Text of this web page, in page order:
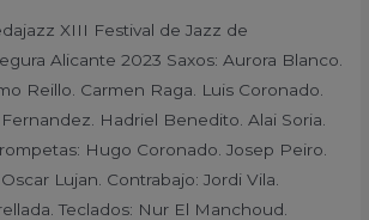
XIII Festival de Jazz de
Alicante 2023 Saxos: Aurora Blanco.
Reillo. Carmen Raga. Luis Coronado.
Hadriel Benedito. Alai Soria.
Hugo Coronado. Josep Peiro.
Lujan. Contrabajo: Jordi Vila.
Teclados: Nur El Manchoud.